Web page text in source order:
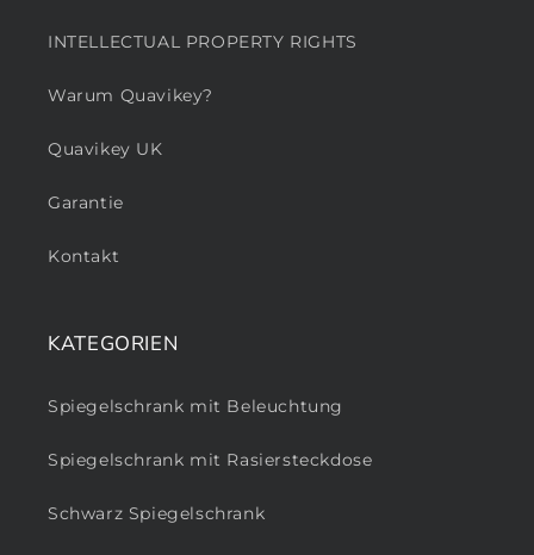
INTELLECTUAL PROPERTY RIGHTS
Warum Quavikey?
Quavikey UK
Garantie
Kontakt
KATEGORIEN
Spiegelschrank mit Beleuchtung
Spiegelschrank mit Rasiersteckdose
Schwarz Spiegelschrank